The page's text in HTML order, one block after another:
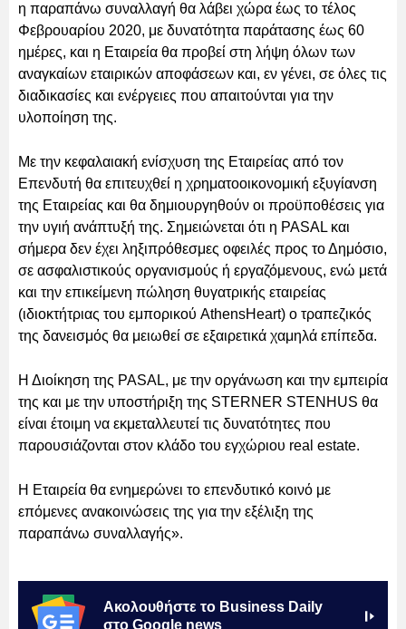
η παραπάνω συναλλαγή θα λάβει χώρα έως το τέλος
Φεβρουαρίου 2020, με δυνατότητα παράτασης έως 60
ημέρες, και η Εταιρεία θα προβεί στη λήψη όλων των
αναγκαίων εταιρικών αποφάσεων και, εν γένει, σε όλες τις
διαδικασίες και ενέργειες που απαιτούνται για την
υλοποίηση της.
Με την κεφαλαιακή ενίσχυση της Εταιρείας από τον
Επενδυτή θα επιτευχθεί η χρηματοοικονομική εξυγίανση
της Εταιρείας και θα δημιουργηθούν οι προϋποθέσεις για
την υγιή ανάπτυξή της. Σημειώνεται ότι η PASAL και
σήμερα δεν έχει ληξιπρόθεσμες οφειλές προς το Δημόσιο,
σε ασφαλιστικούς οργανισμούς ή εργαζόμενους, ενώ μετά
και την επικείμενη πώληση θυγατρικής εταιρείας
(ιδιοκτήτριας του εμπορικού AthensHeart) ο τραπεζικός
της δανεισμός θα μειωθεί σε εξαιρετικά χαμηλά επίπεδα.
Η Διοίκηση της PASAL, με την οργάνωση και την εμπειρία
της και με την υποστήριξη της STERNER STENHUS θα
είναι έτοιμη να εκμεταλλευτεί τις δυνατότητες που
παρουσιάζονται στον κλάδο του εγχώριου real estate.
Η Εταιρεία θα ενημερώνει το επενδυτικό κοινό με
επόμενες ανακοινώσεις της για την εξέλιξη της
παραπάνω συναλλαγής».
Ακολουθήστε το Business Daily
στο Google news